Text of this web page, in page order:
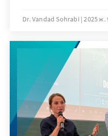
Dr. Vandad Sohrabi 2025 ж.